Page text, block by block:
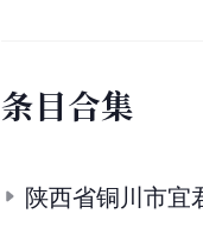
条目合集
陕西省铜川市宜